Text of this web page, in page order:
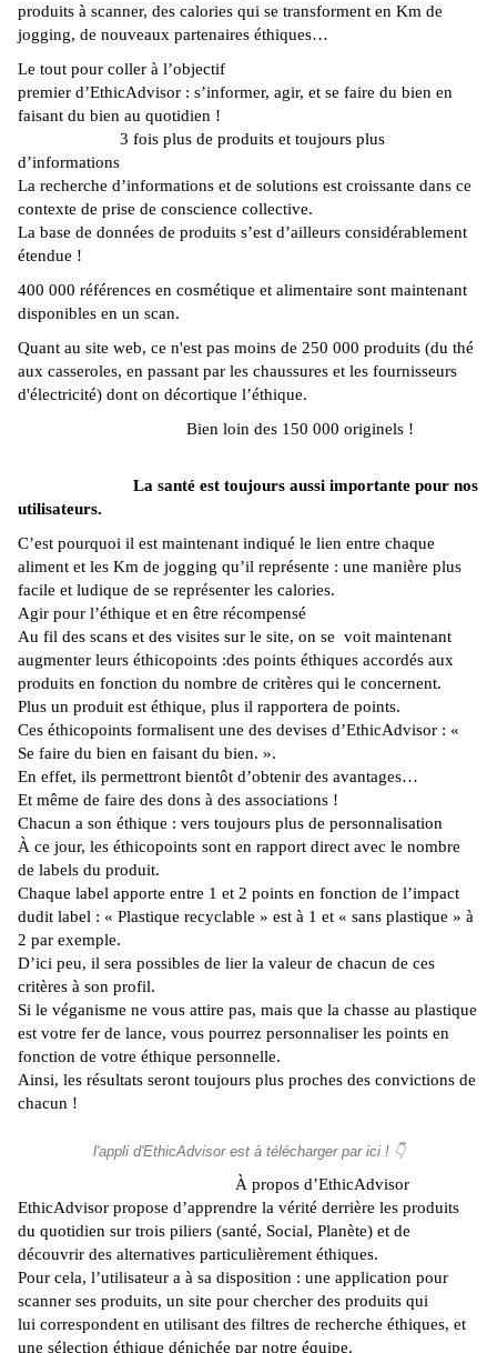
produits à scanner, des calories qui se transforment en Km de
jogging, de nouveaux partenaires éthiques…
Le tout pour coller à l’objectif
premier d’EthicAdvisor : s’informer, agir, et se faire du bien en
faisant du bien au quotidien !
3 fois plus de produits et toujours plus
d’informations
La recherche d’informations et de solutions est croissante dans ce
contexte de prise de conscience collective.
La base de données de produits s’est d’ailleurs considérablement
étendue !
400 000 références en cosmétique et alimentaire sont maintenant
disponibles en un scan.
Quant au site web, ce n'est pas moins de 250 000 produits (du thé
aux casseroles, en passant par les chaussures et les fournisseurs
d'électricité) dont on décortique l’éthique.
Bien loin des 150 000 originels !
La santé est toujours aussi importante pour nos
utilisateurs.
C’est pourquoi il est maintenant indiqué le lien entre chaque
aliment et les Km de jogging qu’il représente : une manière plus
facile et ludique de se représenter les calories.
Agir pour l’éthique et en être récompensé
Au fil des scans et des visites sur le site, on se voit maintenant
augmenter leurs éthicopoints :des points éthiques accordés aux
produits en fonction du nombre de critères qui le concernent.
Plus un produit est éthique, plus il rapportera de points.
Ces éthicopoints formalisent une des devises d’EthicAdvisor : «
Se faire du bien en faisant du bien. ».
En effet, ils permettront bientôt d’obtenir des avantages…
Et même de faire des dons à des associations !
Chacun a son éthique : vers toujours plus de personnalisation
À ce jour, les éthicopoints sont en rapport direct avec le nombre
de labels du produit.
Chaque label apporte entre 1 et 2 points en fonction de l’impact
dudit label : « Plastique recyclable » est à 1 et « sans plastique » à
2 par exemple.
D’ici peu, il sera possibles de lier la valeur de chacun de ces
critères à son profil.
Si le véganisme ne vous attire pas, mais que la chasse au plastique
est votre fer de lance, vous pourrez personnaliser les points en
fonction de votre éthique personnelle.
Ainsi, les résultats seront toujours plus proches des convictions de
chacun !
l'appli d'EthicAdvisor est à télécharger par ici ! 👇
À propos d’EthicAdvisor
EthicAdvisor propose d’apprendre la vérité derrière les produits
du quotidien sur trois piliers (santé, Social, Planète) et de
découvrir des alternatives particulièrement éthiques.
Pour cela, l’utilisateur a à sa disposition : une application pour
scanner ses produits, un site pour chercher des produits qui
lui correspondent en utilisant des filtres de recherche éthiques, et
une sélection éthique dénichée par notre équipe.